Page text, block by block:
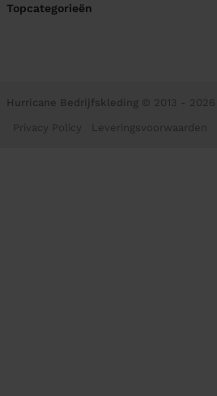
Topcategorieën
Hurricane Bedrijfskleding © 2013 - 2026
Privacy Policy Leveringsvoorwaarden